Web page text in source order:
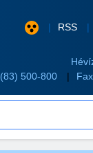
RSS
(83) 500-800